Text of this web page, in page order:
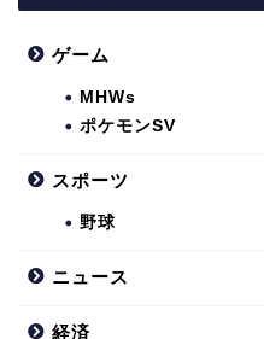
ゲーム
MHWs
ポケモンSV
スポーツ
野球
ニュース
経済